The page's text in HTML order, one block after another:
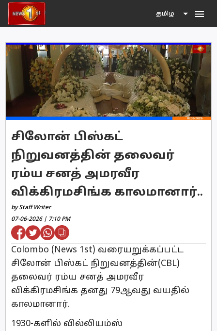
தமிழ் menu
சிலோன் பிஸ்கட்
நிறுவனத்தின் தலைவர்
ரம்ய சனத் அமரவீர
விக்கிரமசிங்க காலமானார்..
by Staff Writer
07-06-2026 | 7:10 PM
Colombo (News 1st) வரையறுக்கப்பட்ட
சிலோன் பிஸ்கட் நிறுவனத்தின்(CBL)
தலைவர் ரம்ய சனத் அமரவீர
விக்கிரமசிங்க தனது 79ஆவது வயதில்
காலமானார்.
1930-களில் வில்லியம்ஸ்